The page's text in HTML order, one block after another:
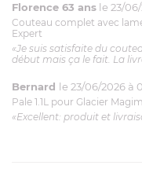
Florence 63 ans le 23/06/
Couteau complet avec
Expert
«Je suis satisfaite du
début mais ça le fait. La
Bernard le 23/06/2026 à
Pale 1.1L pour Glacier
«Excellent: produit et